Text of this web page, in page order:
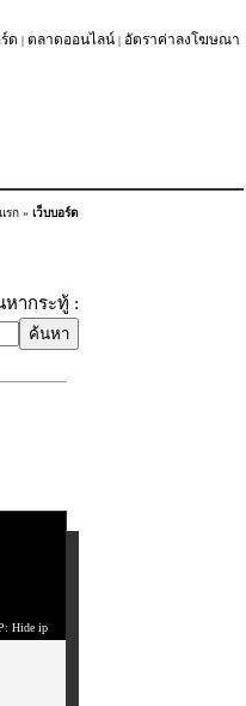
ด | ตลาดออนไลน์ | อัตราค่าลงโฆษณา
รก » เว็บบอร์ด
หากระทู้ :
Hide ip